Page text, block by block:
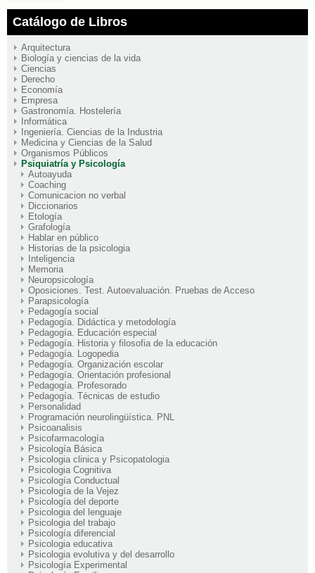
Catálogo de Libros
Arquitectura
Biología y ciencias de la vida
Ciencias
Derecho
Economía
Empresa
Gastronomía. Hostelería
Informática
Ingeniería. Ciencias de la Industria
Medicina y Ciencias de la Salud
Organismos Públicos
Psiquiatría y Psicología
Autoayuda
Coaching
Comunicacion no verbal
Diccionarios
Etología
Grafología
Hablar en público
Historias de la psicologia
Inteligencia
Memoria
Neuropsicología
Oposiciones. Test. Autoevaluación. Pruebas de Acceso
Parapsicología
Pedagogía social
Pedagogía. Didáctica y metodología
Pedagogía. Educación especial
Pedagogía. Historia y filosofia de la educación
Pedagogía. Logopedia
Pedagogía. Organización escolar
Pedagogía. Orientación profesional
Pedagogía. Profesorado
Pedagogía. Técnicas de estudio
Personalidad
Programación neurolingüística. PNL
Psicoanalisis
Psicofarmacología
Psicología Básica
Psicologia clinica y Psicopatologia
Psicologia Cognitiva
Psicología Conductual
Psicología de la Vejez
Psicología del deporte
Psicologia del lenguaje
Psicologia del trabajo
Psicología diferencial
Psicologia educativa
Psicologia evolutiva y del desarrollo
Psicología Experimental